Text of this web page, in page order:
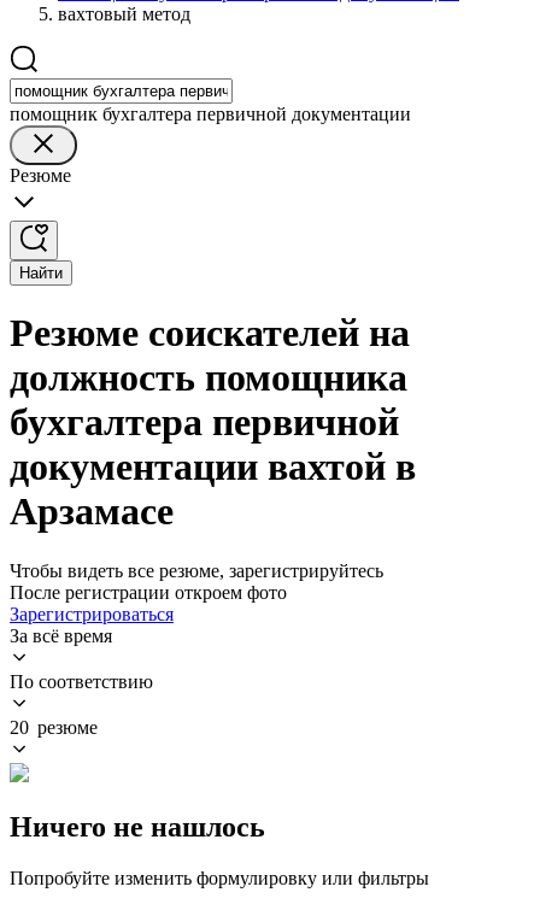
вахтовый метод
помощник бухгалтера первичной документации
Резюме
Найти
Резюме соискателей на
должность помощника
бухгалтера первичной
документации вахтой в
Арзамасе
Чтобы видеть все резюме, зарегистрируйтесь
После регистрации откроем фото
Зарегистрироваться
За всё время
По соответствию
20 резюме
Ничего не нашлось
Попробуйте изменить формулировку или фильтры